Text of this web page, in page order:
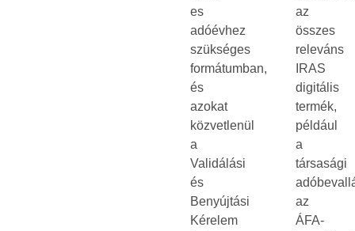
es
adóévhez
szükséges
formátumban,
és
azokat
közvetlenül
a
Validálási
és
Benyújtási
Kérelem
az
összes
releváns
IRAS
digitális
termék,
például
a
társasági
az
ÁFA-